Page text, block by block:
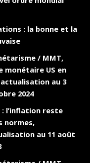
: la bonne et la
/ MMT,
monétaire US en
actualisation au 3
2024
: l’inflation reste
normes,
au 11 août